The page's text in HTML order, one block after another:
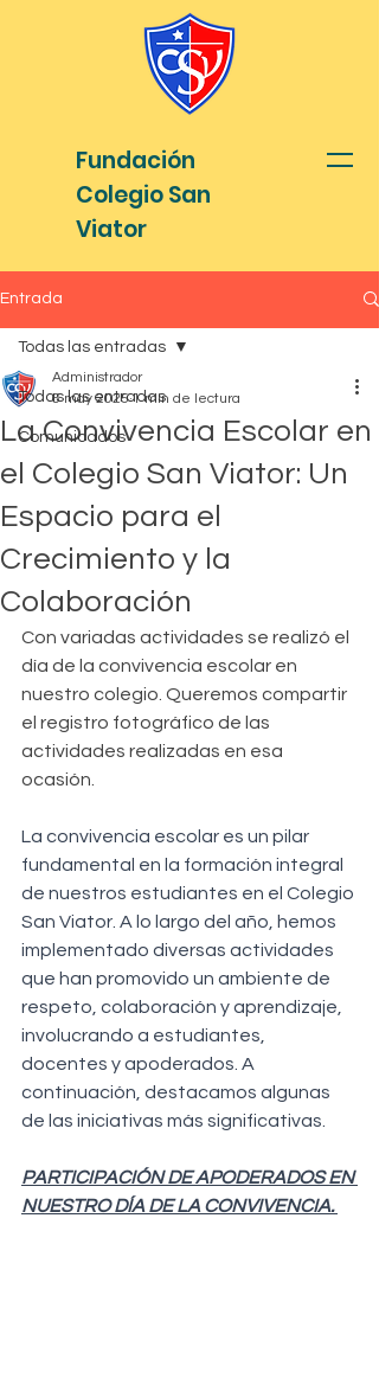
Fundación
Colegio San
Viator
Entrada
Todas las entradas
Comunicados
Todas las entradas
La Convivencia Escolar en
el Colegio San Viator: Un
Espacio para el
Crecimiento y la
Colaboración
Administrador
6 may 2025 1 min de lectura
Con variadas actividades se realizó el
día de la convivencia escolar en
nuestro colegio. Queremos compartir
el registro fotográfico de las
actividades realizadas en esa
ocasión.
La convivencia escolar es un pilar
fundamental en la formación integral
de nuestros estudiantes en el Colegio
San Viator. A lo largo del año, hemos
implementado diversas actividades
que han promovido un ambiente de
respeto, colaboración y aprendizaje,
involucrando a estudiantes,
docentes y apoderados. A
continuación, destacamos algunas
de las iniciativas más significativas.
PARTICIPACIÓN DE APODERADOS EN
NUESTRO DÍA DE LA CONVIVENCIA.